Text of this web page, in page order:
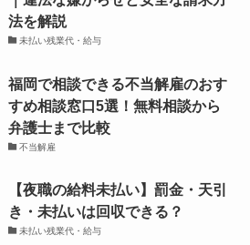
法を解説
未払い残業代・給与
福岡で相談できる不当解雇のおす
すめ相談窓口5選！無料相談から
弁護士まで比較
不当解雇
【夜職の給料未払い】罰金・天引
き・未払いは回収できる？
未払い残業代・給与